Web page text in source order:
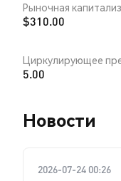
Рыночная
$310.00
Циркулирующее
5.00
Новости
2026-07-24 00:26